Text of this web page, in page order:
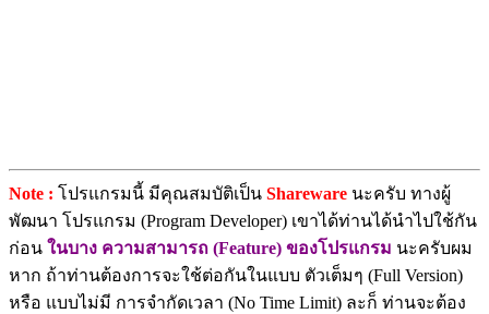
Note : โปรแกรมนี้ มีคุณสมบัติเป็น Shareware นะครับ ทางผู้
พัฒนา โปรแกรม (Program Developer) เขาได้ท่านได้นำไปใช้กัน
ก่อน ในบาง ความสามารถ (Feature) ของโปรแกรม นะครับผม
หาก ถ้าท่านต้องการจะใช้ต่อกันในแบบ ตัวเต็มๆ (Full Version)
หรือ แบบไม่มี การจำกัดเวลา (No Time Limit) ละก็ ท่านจะต้อง